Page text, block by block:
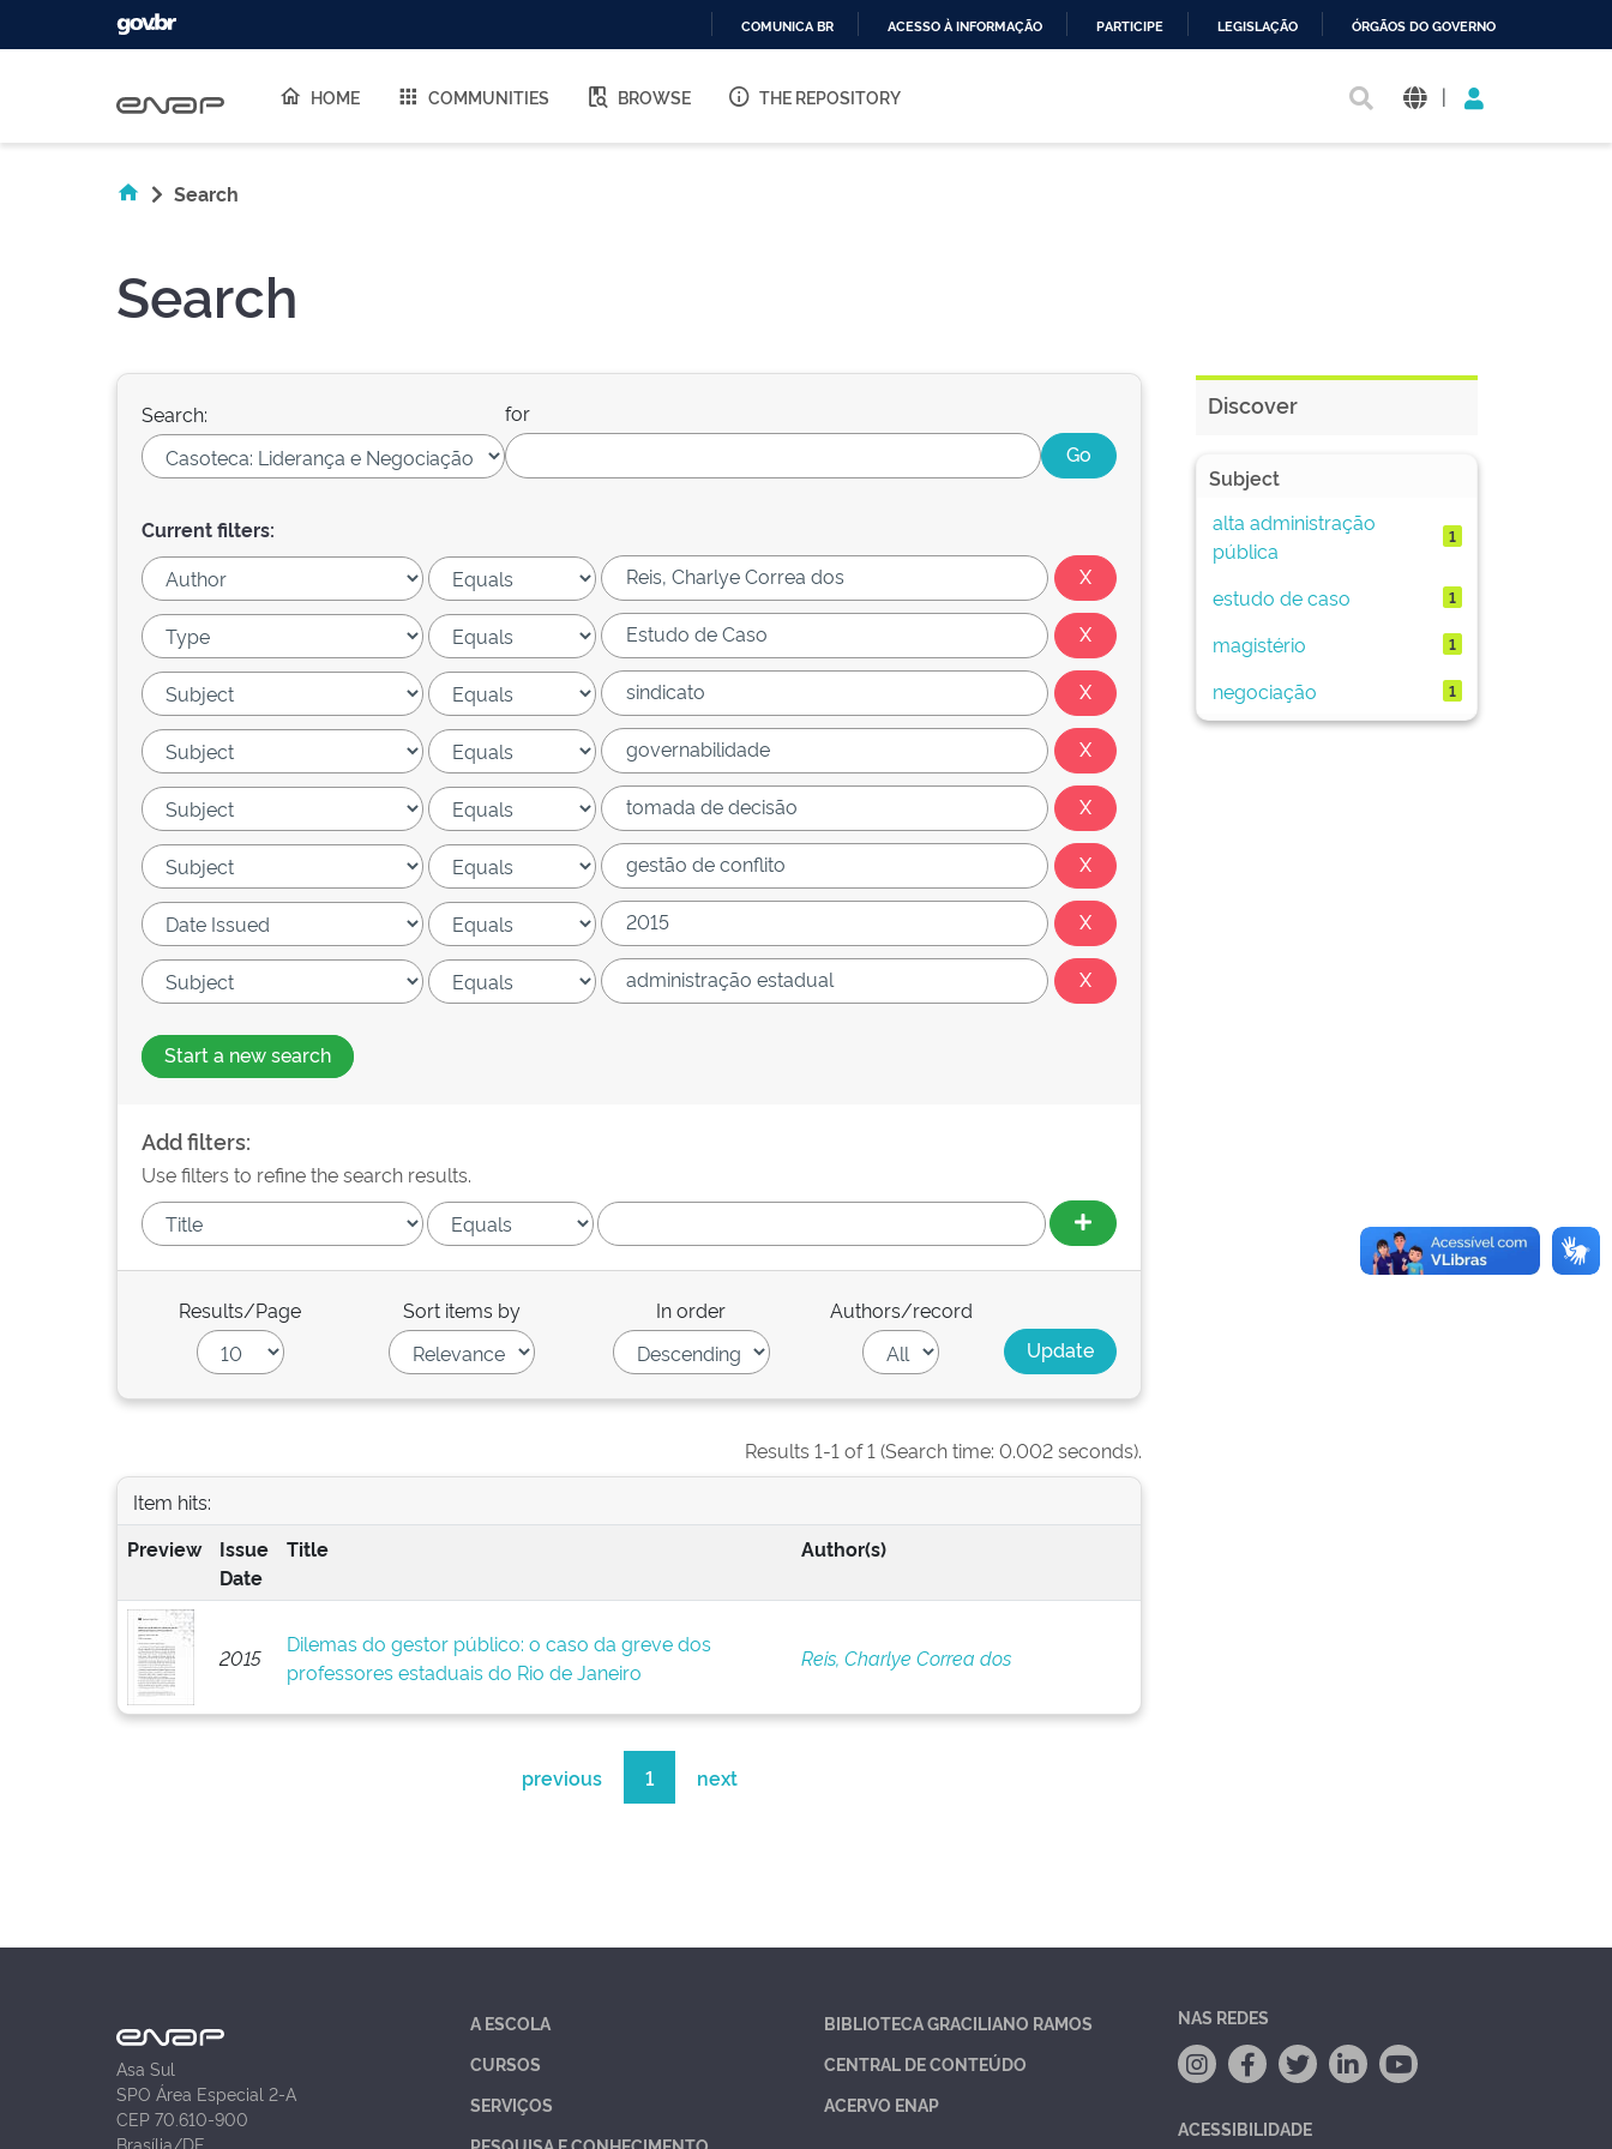
O
COMUNICA BR ACESSO À INFORMAÇÃO PARTICIPE LEGISLAÇÃO ÓRGÃOS DO GOVERNO
HOME COMMUNITIES BROWSE THE REPOSITORY |
Search
Search
Search: for
Current filters:
Start a new search
Add filters:
Use filters to refine the search results.
Results/Page Sort items by In order Authors/record
Results 1-1 of 1 (Search time: 0.002 seconds).
Item hits:
Preview
Issue
Date
Title Author(s)
2015
Dilemas do gestor público: o caso da greve dos
professores estaduais do Rio de Janeiro
Reis, Charlye Correa dos
previous 1 next
Discover
Subject
alta administração
pública
1
estudo de caso 1
magistério 1
negociação 1
Asa Sul
SPO Área Especial 2-A
CEP 70.610-900
Brasília/DF
A ESCOLA
CURSOS
SERVIÇOS
BIBLIOTECA GRACILIANO RAMOS
CENTRAL DE CONTEÚDO
ACERVO ENAP
NAS REDES
ACESSIBILIDADE